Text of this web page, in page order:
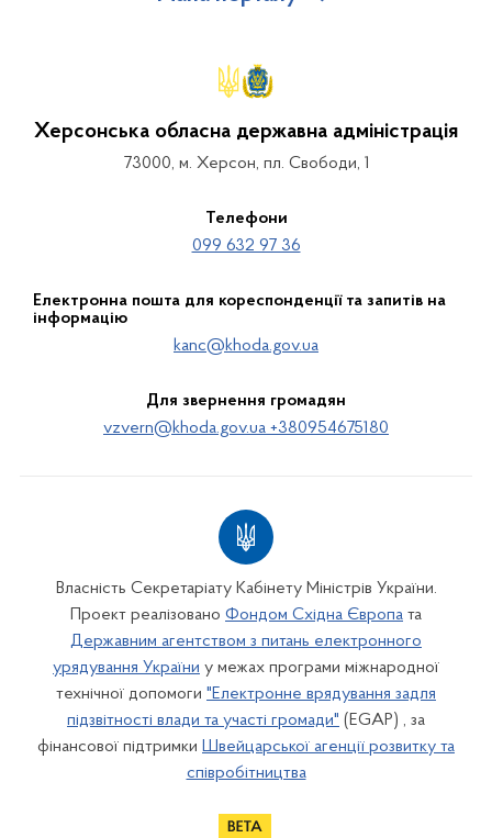
Херсонська обласна державна адміністрація
73000, м. Херсон, пл. Свободи, 1
Телефони
099 632 97 36
Електронна пошта для кореспонденції та запитів на
інформацію
kanc@khoda.gov.ua
Для звернення громадян
vzvern@khoda.gov.ua +380954675180
Власність Секретаріату Кабінету Міністрів України.
Проект реалізовано Фондом Східна Європа та
Державним агентством з питань електронного
урядування України у межах програми міжнародної
технічної допомоги "Електронне врядування задля
підзвітності влади та участі громади" (EGAP) , за
фінансової підтримки Швейцарської агенції розвитку та
співробітництва